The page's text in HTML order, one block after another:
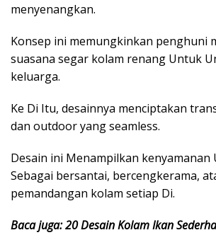
menyenangkan.
Konsep ini memungkinkan penghuni
suasana segar kolam renang Untuk
keluarga.
Ke Di Itu, desainnya menciptakan
dan outdoor yang seamless.
Desain ini Menampilkan
Sebagai bersantai, bercengkerama,
pemandangan kolam setiap Di.
Baca juga: 20 Desain Kolam Ikan